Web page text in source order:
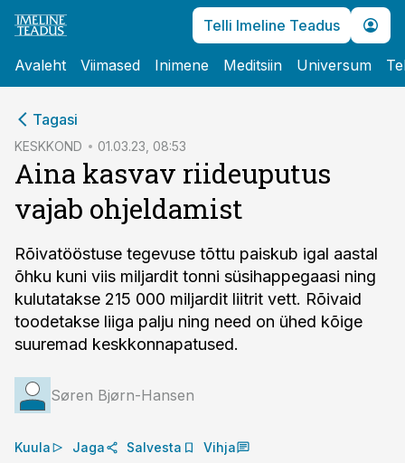
Telli Imeline Teadus
Avaleht Viimased Inimene Meditsiin Universum
Tagasi
KESKKOND 01.03.23, 08:53
Aina kasvav riideuputus
vajab ohjeldamist
Rõivatööstuse tegevuse tõttu paiskub igal aastal
õhku kuni viis miljardit tonni süsihappegaasi ning
kulutatakse 215 000 miljardit liitrit vett. Rõivaid
toodetakse liiga palju ning need on ühed kõige
suuremad kesk­konnapatused.
Søren Bjørn-Hansen
Kuula Jaga Salvesta Vihja